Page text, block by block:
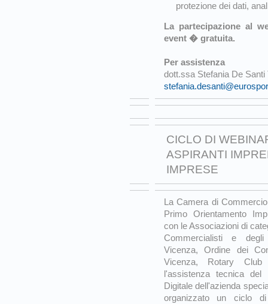
protezione dei dati,
La partecipazione al
event � gratuita.
Per assistenza
dott.ssa Stefania De Santi
CICLO DI
ASPIRANTI
IMPRESE
La Camera di
Primo Orientamento
con le Associazioni di
Commercialisti e
Vicenza, Ordine dei
Vicenza, Rotary
l'assistenza tecnica
Digitale dell'azienda
organizzato un ciclo